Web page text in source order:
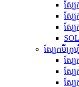
ស្បែ
ស្បែ
ស្ប
ស្បែកមីក្រូ
ស្បែ
ស្បែ
ស្បែ